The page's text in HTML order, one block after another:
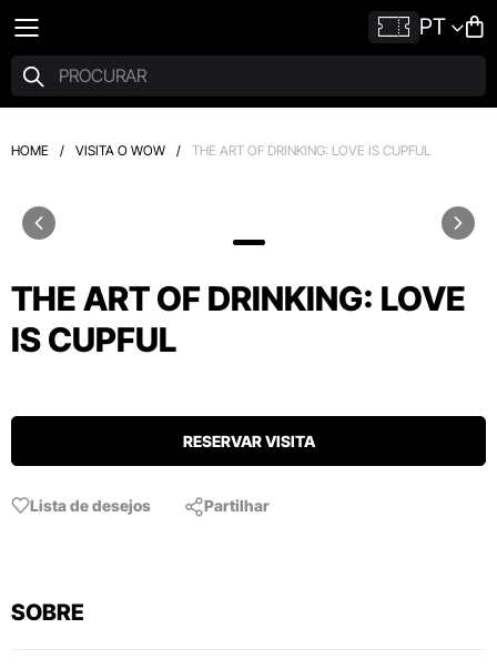
PT
HOME / VISITA O WOW / THE ART OF DRINKING: LOVE IS CUPFUL
THE ART OF DRINKING: LOVE
IS CUPFUL
RESERVAR VISITA
Lista de desejos Partilhar
SOBRE